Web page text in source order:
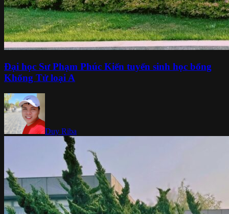
Đại học Sư Phạm Phúc Kiến tuyển sinh học bổng
Khổng Tử loại A
Duy Riba